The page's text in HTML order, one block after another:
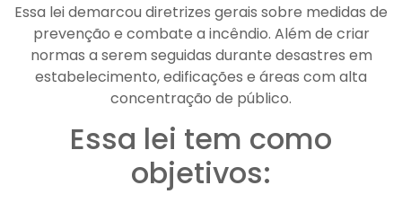
Essa lei demarcou diretrizes gerais sobre medidas de
prevenção e combate a incêndio. Além de criar
normas a serem seguidas durante desastres em
estabelecimento, edificações e áreas com alta
concentração de público.
Essa lei tem como
objetivos: